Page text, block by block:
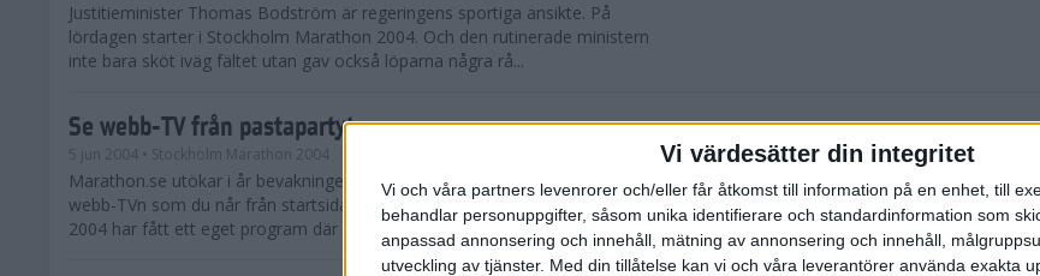
Vi värdesätter din integritet
Vi och våra partners levenrorer och/eller får åtkomst till information på en enhet, till
behandlar personuppgifter, såsom unika identifierare och standardinformation som
anpassad annonsering och innehåll, mätning av annonsering och innehåll,
utveckling av tjänster. Med din tillåtelse kan vi och våra leverantörer använda exakta
Justitieminister Thomas Bodström är regeringens sportiga ansikte. På
lördagen starter i Stockholm Marathon 2004. Och den rutinerade ministern
inte bara sköt iväg fältet utan gav också löparna några rå...
Se webb-TV från pastapartyt
5 jun 2004 • Stockholm Marathon 2004
Marathon.se utökar i år bevakningen av Stockholm Marathon. Kolla in nya
webb-TVn som du når från startsidan på Marathon.se. Stockholm Marathon
2004 har fått ett eget program där första inslaget är frå...